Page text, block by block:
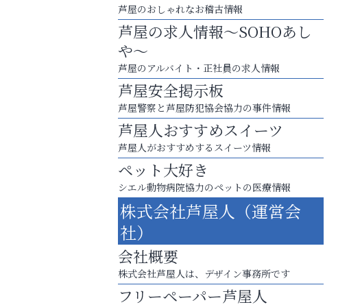
お子さまにも大人にも、優しく寄り添う
OTTO南芦屋浜皮膚科クリニック、開院！
阪神相続相談協会
芦屋のおしゃれなお稽古情報
芦屋の求人情報～SOHOあし
や～
芦屋のアルバイト・正社員の求人情報
芦屋安全掲示板
芦屋警察と芦屋防犯協会協力の事件情報
芦屋人おすすめスイーツ
芦屋人がおすすめするスイーツ情報
ペット大好き
シエル動物病院協力のペットの医療情報
株式会社芦屋人（運営会
社）
会社概要
株式会社芦屋人は、デザイン事務所です
フリーペーパー芦屋人